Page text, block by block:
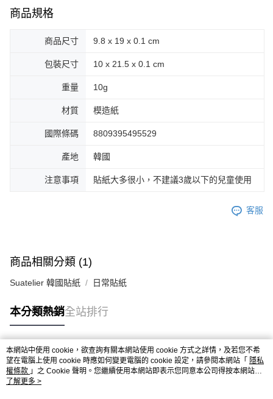
商品規格
商品尺寸 9.8 x 19 x 0.1 cm
包裝尺寸 10 x 21.5 x 0.1 cm
重量 10g
材質 模造紙
國際條碼 8809395495529
產地 韓國
注意事項 貼紙大多很小，不建議3歲以下的兒童使用
客服
商品相關分類 (1)
Suatelier 韓國貼紙 日常貼紙
本分類熱銷全站排行
熱門標籤
本網站中使用 cookie，欲查詢有關本網站使用 cookie 方式之詳情，及若您不希
望在電腦上使用 cookie 時應如何變更電腦的 cookie 設定，請參閱本網站「 隱私
權條款 」之 Cookie 聲明。您繼續使用本網站即表示您同意本公司得按本網站使
用條款之 Cookie 聲明使用 cookie。
了解更多 >